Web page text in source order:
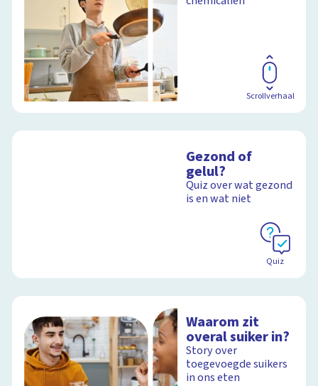
Scrollverhaal
Gezond of
gelul?
Quiz over wat gezond
is en wat niet
Quiz
Waarom zit
overal suiker in?
Story over
toegevoegde suikers
in ons eten